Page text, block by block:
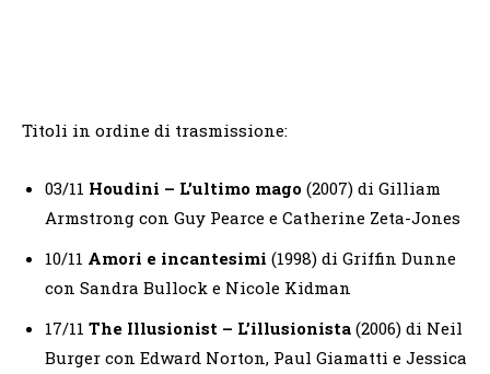
Titoli in ordine di trasmissione:
03/11 Houdini – L’ultimo mago (2007) di Gilliam
Armstrong con Guy Pearce e Catherine Zeta-Jones
10/11 Amori e incantesimi (1998) di Griffin Dunne
con Sandra Bullock e Nicole Kidman
17/11 The Illusionist – L’illusionista (2006) di Neil
Burger con Edward Norton, Paul Giamatti e Jessica